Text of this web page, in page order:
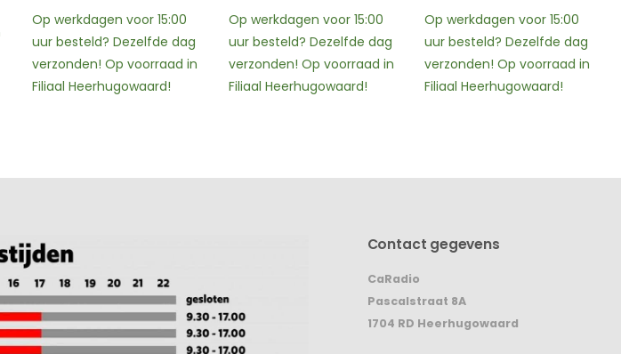
Op werkdagen voor 15:00
uur besteld? Dezelfde dag
verzonden! Op voorraad in
Filiaal Heerhugowaard!
Op werkdagen voor 15:00
uur besteld? Dezelfde dag
verzonden! Op voorraad in
Filiaal Heerhugowaard!
uur besteld? Dezelfde dag
verzonden! Op voorraad in
Filiaal Heerhugowaard!
Contact gegevens
CaRadio
Pascalstraat 8A
1704 RD Heerhugowaard